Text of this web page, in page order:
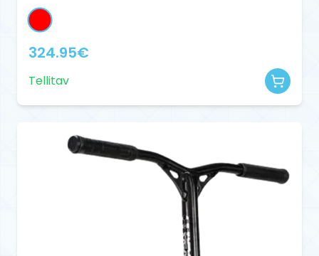
324.95€
Tellitav